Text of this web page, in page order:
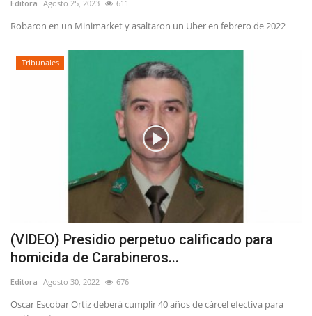
Editora Agosto 25, 2023 611
Robaron en un Minimarket y asaltaron un Uber en febrero de 2022
Tribunales
(VIDEO) Presidio perpetuo calificado para
homicida de Carabineros...
Editora Agosto 30, 2022 676
Oscar Escobar Ortiz deberá cumplir 40 años de cárcel efectiva para